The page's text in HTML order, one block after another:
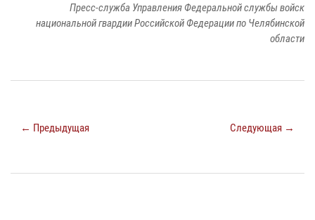
Пресс-служба Управления Федеральной службы войск
национальной гвардии Российской Федерации по Челябинской
области
← Предыдущая Следующая →